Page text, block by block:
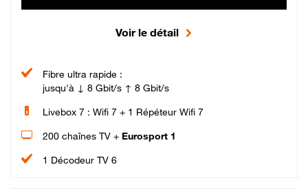
Voir le détail
Fibre ultra rapide :
jusqu'à ↓ 8 Gbit/s ↑ 8 Gbit/s
Livebox 7 : Wifi 7 + 1 Répéteur Wifi 7
200 chaînes TV + Eurosport 1
1 Décodeur TV 6